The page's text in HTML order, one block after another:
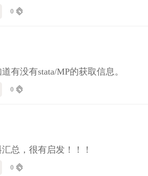
0
有没有stata/MP的获取信息。
0
总，很有启发！！！
0